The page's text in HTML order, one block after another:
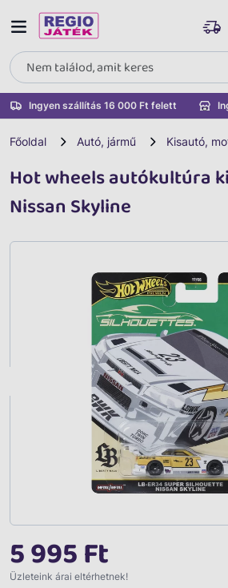
Ingyen szállítás 16 000 Ft felett
Főoldal Autó, jármű Kisautó,
Hot wheels autókultúra
Nissan Skyline
5 995 Ft
Üzleteink árai eltérhetnek!